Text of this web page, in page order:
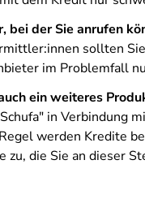
bei der Sie anrufen
sollten
im Problemfall
ein weiteres
in Verbindung
werden Kredite
zu, die Sie an dieser